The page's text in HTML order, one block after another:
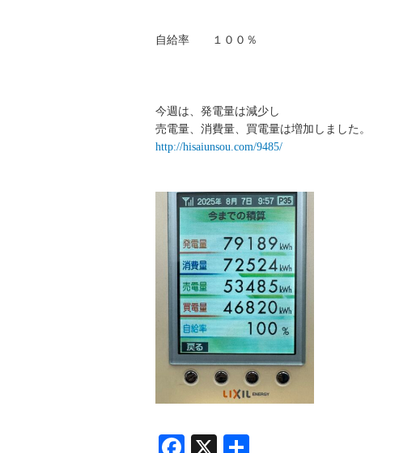
自給率 １００％
今週は、発電量は減少し
売電量、消費量、買電量は増加しました。
http://hisaiunsou.com/9485/